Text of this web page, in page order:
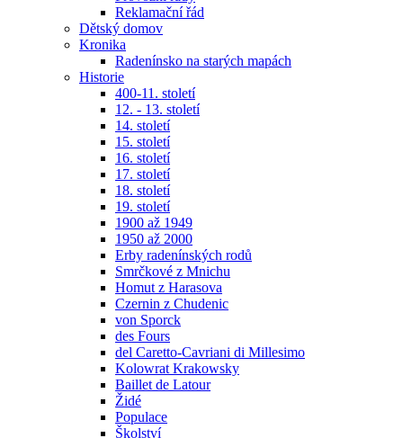
Reklamační řád
Dětský domov
Kronika
Radenínsko na starých mapách
Historie
400-11. století
12. - 13. století
14. století
15. století
16. století
17. století
18. století
19. století
1900 až 1949
1950 až 2000
Erby radenínských rodů
Smrčkové z Mnichu
Homut z Harasova
Czernin z Chudenic
von Sporck
des Fours
del Caretto-Cavriani di Millesimo
Kolowrat Krakowsky
Baillet de Latour
Židé
Populace
Školství